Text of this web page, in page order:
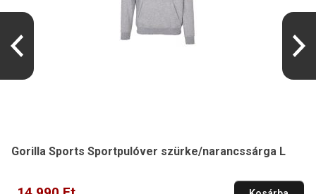
Gorilla Sports Sportpulóver szürke/narancssárga L